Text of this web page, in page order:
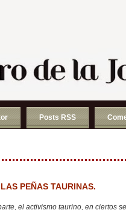
Posts RSS
PEÑAS TAURINAS.
el activismo taurino, en ciertos